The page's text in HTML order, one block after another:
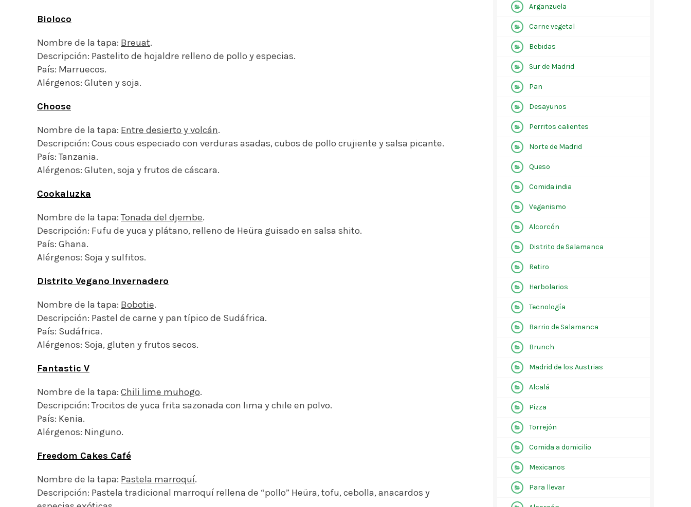
Bioloco
Nombre de la tapa: Breuat.
Descripción: Pastelito de hojaldre relleno de pollo y especias.
País: Marruecos.
Alérgenos: Gluten y soja.
Choose
Nombre de la tapa: Entre desierto y volcán.
Descripción: Cous cous especiado con verduras asadas, cubos de pollo crujiente y salsa picante.
País: Tanzania.
Alérgenos: Gluten, soja y frutos de cáscara.
Cookaluzka
Nombre de la tapa:Tonada del djembe.
Descripción: Fufu de yuca y plátano, relleno de Heüra guisado en salsa shito.
País: Ghana.
Alérgenos: Soja y sulfitos.
Distrito Vegano Invernadero
Nombre de la tapa: Bobotie.
Descripción: Pastel de carne y pan típico de Sudáfrica.
País: Sudáfrica.
Alérgenos: Soja, gluten y frutos secos.
Fantastic V
Nombre de la tapa: Chili lime muhogo.
Descripción: Trocitos de yuca frita sazonada con lima y chile en polvo.
País: Kenia.
Alérgenos: Ninguno.
Freedom Cakes Café
Nombre de la tapa: Pastela marroquí.
Descripción: Pastela tradicional marroquí rellena de “pollo” Heüra, tofu, cebolla, anacardos y
Arganzuela
Carne vegetal
Bebidas
Sur de Madrid
Pan
Desayunos
Perritos calientes
Norte de Madrid
Queso
Comida india
Veganismo
Alcorcón
Distrito de Salamanca
Retiro
Herbolarios
Tecnología
Barrio de Salamanca
Brunch
Madrid de los Austrias
Alcalá
Pizza
Torrejón
Comida a domicilio
Mexicanos
Para llevar